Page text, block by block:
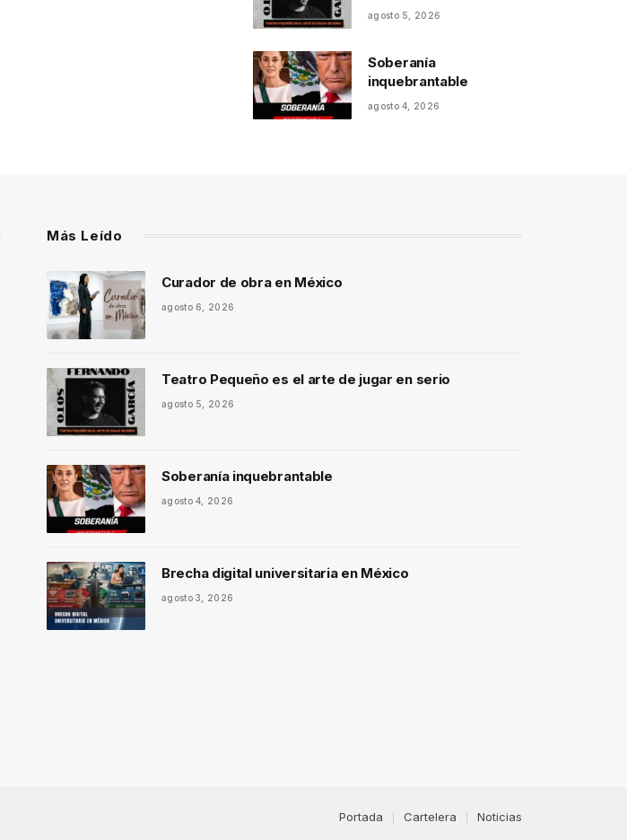
agosto 5, 2026
Soberanía
inquebrantable
agosto 4, 2026
Más Leído
Curador de obra en México
agosto 6, 2026
Teatro Pequeño es el arte de jugar en serio
agosto 5, 2026
Soberanía inquebrantable
agosto 4, 2026
Brecha digital universitaria en México
agosto 3, 2026
Portada Cartelera Noticias